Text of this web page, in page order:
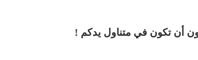
أن تكون في متناول يدكم !